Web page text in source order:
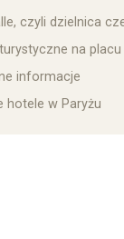
czyli dzielnica
na
informacje
hotele w Paryżu